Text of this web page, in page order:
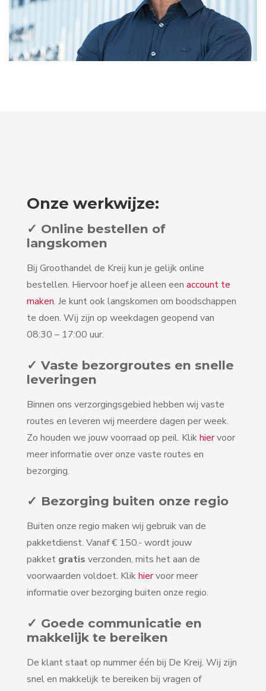
Onze werkwijze:
✓ Online bestellen of
langskomen
Bij Groothandel de Kreij kun je gelijk online
bestellen. Hiervoor hoef je alleen een account te
maken. Je kunt ook langskomen om boodschappen
te doen. Wij zijn op weekdagen geopend van
08:30 – 17:00 uur.
✓ Vaste bezorgroutes en snelle
leveringen
Binnen ons verzorgingsgebied hebben wij vaste
routes en leveren wij meerdere dagen per week.
Zo houden we jouw voorraad op peil. Klikhiervoor
meer informatie over onze vaste routes en
bezorging.
✓ Bezorging buiten onze regio
Buiten onze regio maken wij gebruik van de
pakketdienst. Vanaf € 150.- wordt jouw
pakket gratis verzonden, mits het aan de
voorwaarden voldoet. Klikhiervoor meer
informatie over bezorging buiten onze regio.
✓ Goede communicatie en
makkelijk te bereiken
De klant staat op nummer één bij De Kreij. Wij zijn
snel en makkelijk te bereiken bij vragen of